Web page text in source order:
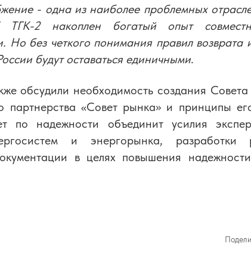
- одна из наиболее проблемных
ТГК-2 накоплен богатый опыт
Но без четкого понимания правил возврата
будут оставаться единичными.
обсудили необходимость создания
партнерства «Совет рынка» и принципы
по надежности объединит усилия
и энергорынка, разработки
в целях повышения надежности